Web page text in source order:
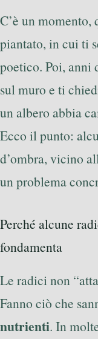
C’è un momento,
piantato, in cui ti
poetico. Poi, anni
sul muro e ti
un albero abbia
Ecco il punto:
d’ombra, vicino
un problema
Perché alcune
fondamenta
Le radici non
Fanno ciò che
nutrienti. In